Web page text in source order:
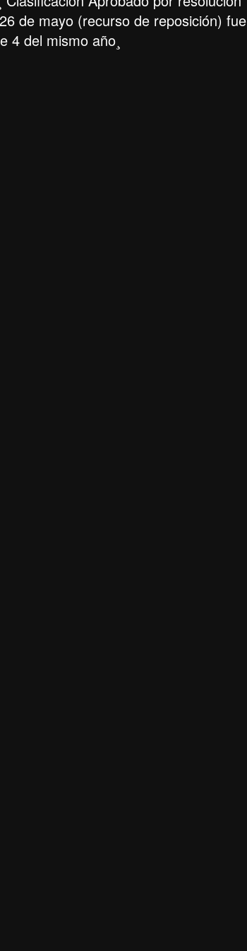
de mayo (recurso de reposición) fue
4 del mismo año¸